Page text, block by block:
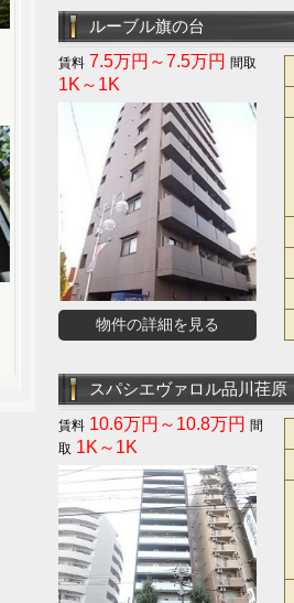
ルーブル旗の台
7.5万円～7.5万円
1K～1K
物件の詳細を見る
スパシエヴァロル品川荏原
10.6万円～10.8万円
1K～1K